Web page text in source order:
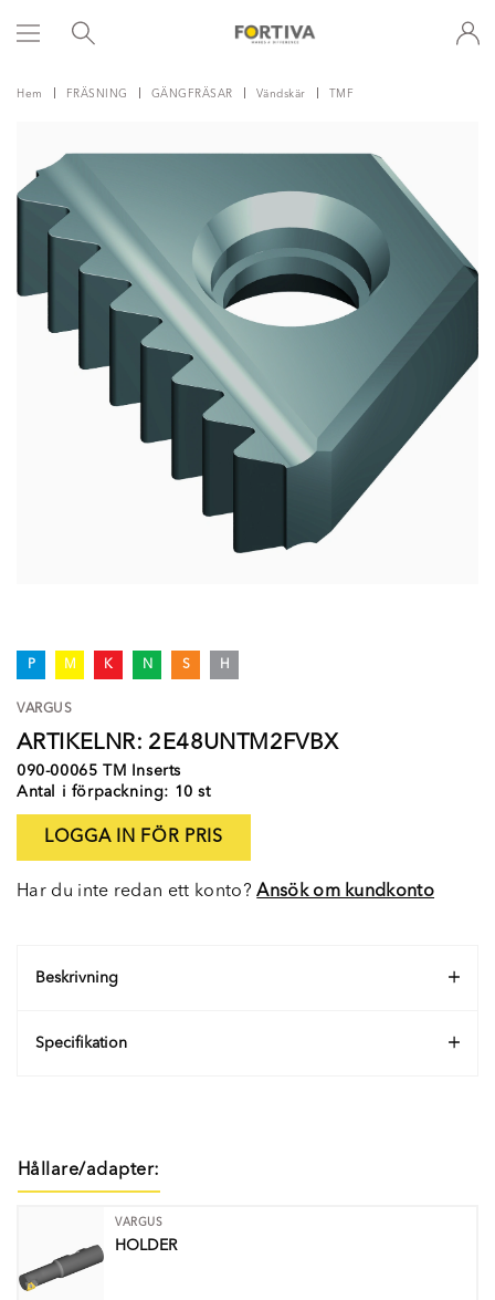
Hem FRÄSNING GÄNGFRÄSAR Vändskär TMF
P M K N S H
VARGUS
ARTIKELNR: 2E48UNTM2FVBX
090-00065 TM Inserts
Antal i förpackning: 10 st
LOGGA IN FÖR PRIS
Har du inte redan ett konto?Ansök om kundkonto
Beskrivning
Specifikation
Hållare/adapter:
VARGUS
HOLDER